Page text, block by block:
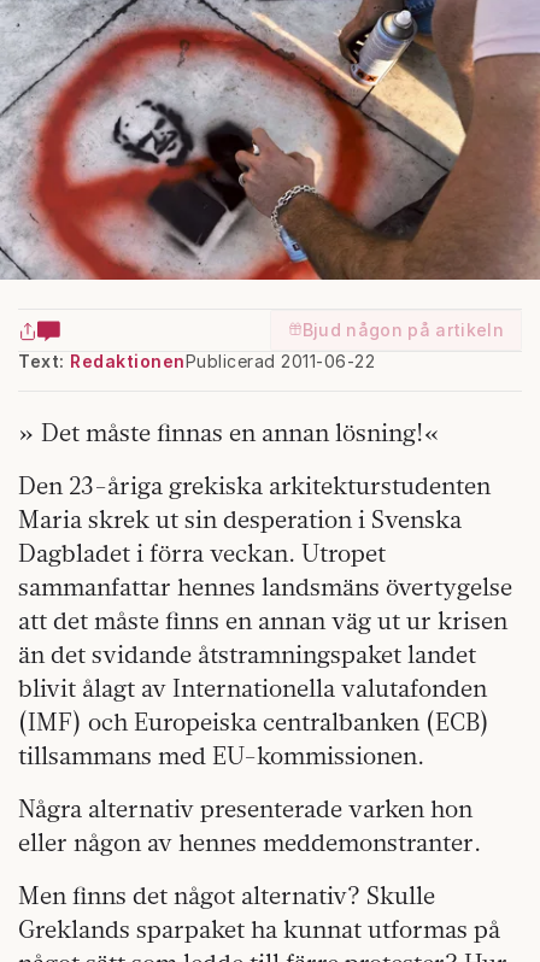
Bjud någon på artikeln
Text: RedaktionenPublicerad 2011-06-22
» Det måste finnas en annan lös­ning!«
Den 23-åriga grekiska arki­tek­turstudenten
Maria skrek ut sin desperation i Svenska
Dagbladet i förra veckan. Utropet
sammanfattar hennes landsmäns övertygelse
att det måste finns en annan väg ut ur krisen
än det svidande åtstramningspaket landet
blivit ålagt av Internationella valutafonden
(IMF) och Europeiska centralbanken (ECB)
tillsammans med EU-kommissionen.
Några alternativ presenterade varken hon
eller någon av hennes meddemonstranter.
Men finns det något alter­nativ? Skulle
Greklands sparpaket ha kunnat utformas på